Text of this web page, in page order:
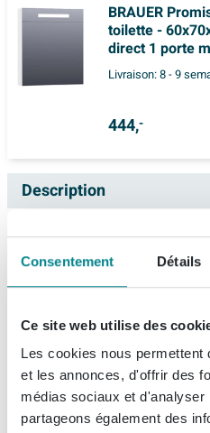
Consentement Détails
Ce site web utilise des
Les cookies nous permettent
et les annonces, d'offrir des
médias sociaux et d'analyser
partageons également des
BRAUER
toilette -
direct 1 porte
brillant blanc
Livraison:8 - 9
444,-
Description
BRAUER 2.0 Armoire
80x70x15cm -
miroir pivotantes à
L'Armoire de toilette
fonctionnel élément pour
dimensions de 80x70x15cm
cette armoire offre à la fois
Spécifications
Numéro d'article
Numéro de fournisseur
EAN
Marque
Série
Fiches techniques
Informations de